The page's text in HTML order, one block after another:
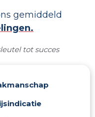
gemiddeld
tot succes